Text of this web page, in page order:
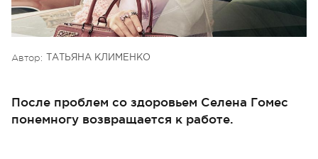
Автор: ТАТЬЯНА КЛИМЕНКО
После проблем со здоровьем Селена Гомес
понемногу возвращается к работе.